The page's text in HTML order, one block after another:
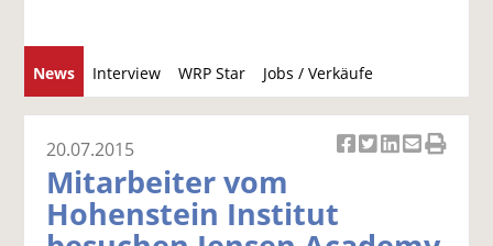
News Interview WRP Star Jobs / Verkäufe
u
c
k
elel elelel
20.07.2015
Mitarbeiter vom
Hohenstein Institut